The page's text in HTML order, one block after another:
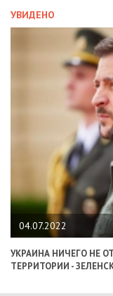
УВИДЕНО
04.07.2022
УКРАИНА НИЧЕГО НЕ
ТЕРРИТОРИИ -